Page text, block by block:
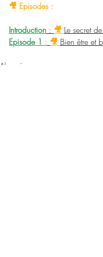
🎥 Episodes :
Introduction : 🎥 Le secret
Episode 1 : 🎥 Bien être et
Abonnés